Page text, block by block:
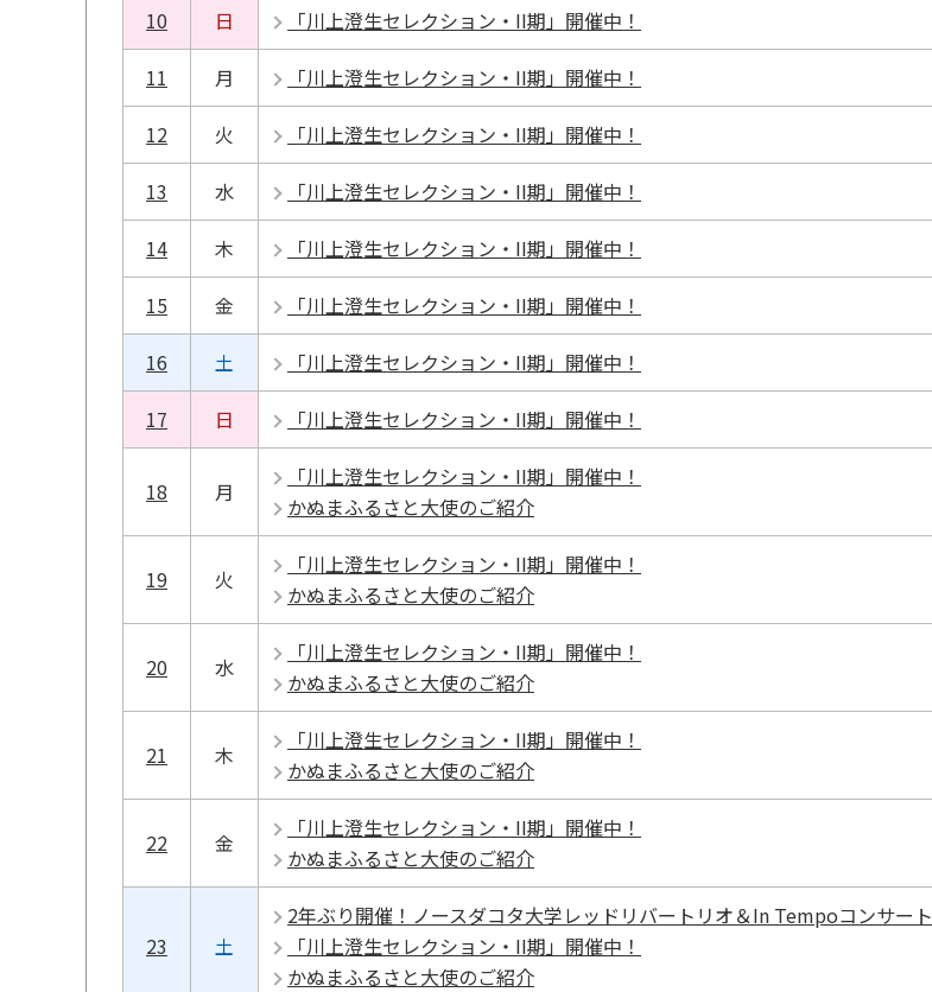
10
日
「川上澄生セレクション・II期」開催中！
11
月
「川上澄生セレクション・II期」開催中！
12
火
「川上澄生セレクション・II期」開催中！
13
水
「川上澄生セレクション・II期」開催中！
14
木
「川上澄生セレクション・II期」開催中！
15
金
「川上澄生セレクション・II期」開催中！
16
土
「川上澄生セレクション・II期」開催中！
17
日 「川上澄生セレクション・II期」開催中！
18 月
「川上澄生セレクション・II期」開催中！
かぬまふるさと大使のご紹介
19 火
「川上澄生セレクション・II期」開催中！
かぬまふるさと大使のご紹介
20 水
「川上澄生セレクション・II期」開催中！
かぬまふるさと大使のご紹介
21 木
「川上澄生セレクション・II期」開催中！
かぬまふるさと大使のご紹介
22 金
「川上澄生セレクション・II期」開催中！
かぬまふるさと大使のご紹介
23 土
2年ぶり開催！ノースダコタ大学レッドリバートリオ＆In Tempoコンサート
「川上澄生セレクション・II期」開催中！
かぬまふるさと大使のご紹介